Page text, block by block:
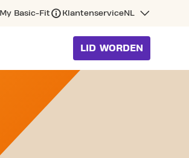
My Basic-Fit KlantenserviceNL
LID WORDEN